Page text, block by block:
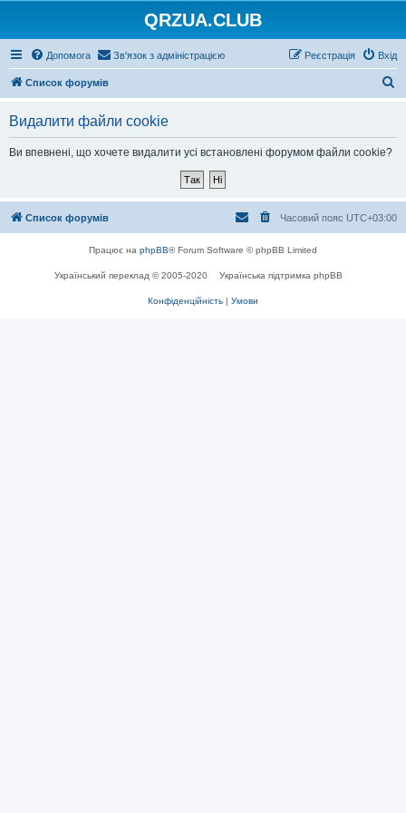
QRZUA.CLUB
Допомога Зв'язок з адміністрацією Вхід
Реєстрація
Список форумів
Видалити файли cookie
Ви впевнені, що хочете видалити усі встановлені форумом файли cookie?
Список форумів Часовий пояс UTC+03:00
Працює на phpBB® Forum Software © phpBB Limited
Український переклад © 2005-2020 Українська підтримка phpBB
Конфіденційність | Умови